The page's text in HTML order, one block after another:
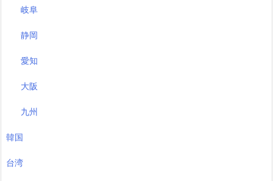
岐阜
静岡
愛知
大阪
九州
韓国
台湾